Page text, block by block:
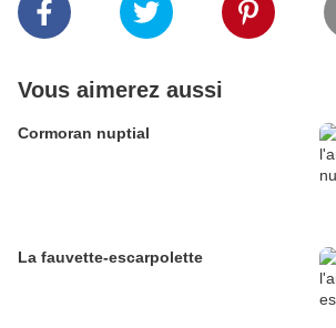
Vous aimerez aussi
Cormoran nuptial
La fauvette-escarpolette